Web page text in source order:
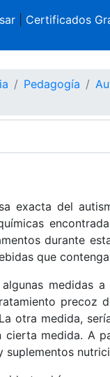
| Certificados
Pedagogía
exacta del
durante
que
medidas
precoz
otra medida,
cierta medida. A